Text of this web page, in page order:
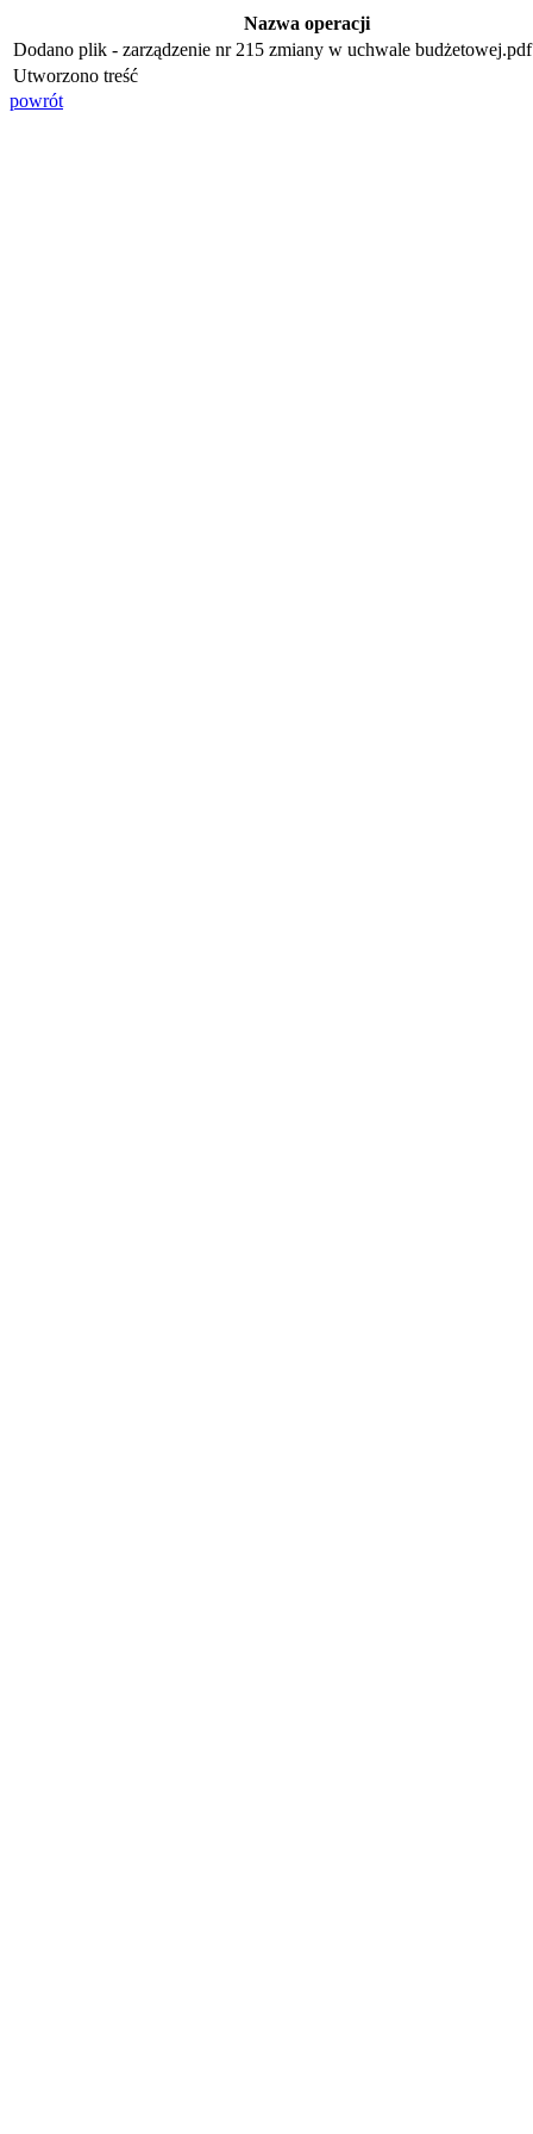
Nazwa operacji
Dodano plik - zarządzenie nr 215 zmiany w uchwale
Utworzono treść
powrót